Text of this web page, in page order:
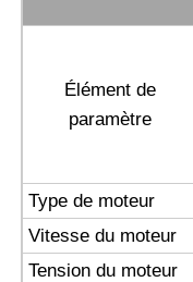
Machine
Robot de
Barrière
Élément de
paramètre
Type de moteur
Vitesse du moteur
Tension du moteur